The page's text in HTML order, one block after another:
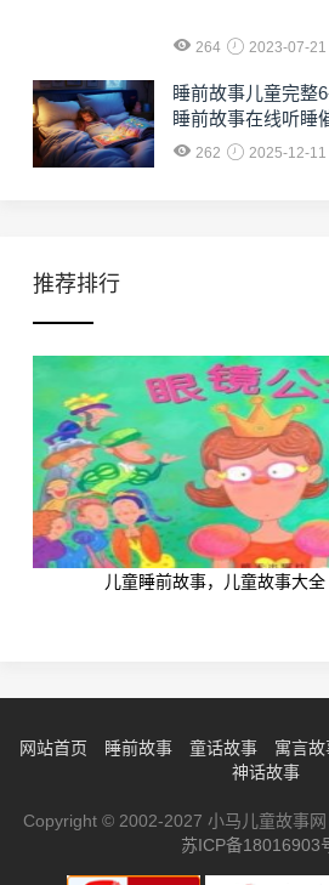
264 2023-07-21
睡前故事儿童完整
睡前故事在线听睡
262 2025-12-11
推荐排行
儿童睡前故事，儿童故事大全
网站首页 睡前故事 童话故事 寓言故
神话故事
Copyright © 2002-2027 小马儿童故事
苏ICP备18016903